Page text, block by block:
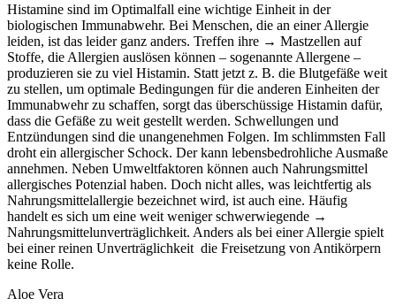
Histamine sind im Optimalfall eine wichtige Einheit in der
biologischen Immunabwehr. Bei Menschen, die an einer Allergie
leiden, ist das leider ganz anders. Treffen ihre → Mastzellen auf
Stoffe, die Allergien auslösen können – sogenannte Allergene –
produzieren sie zu viel Histamin. Statt jetzt z. B. die Blutgefäße weit
zu stellen, um optimale Bedingungen für die anderen Einheiten der
Immunabwehr zu schaffen, sorgt das überschüssige Histamin dafür,
dass die Gefäße zu weit gestellt werden. Schwellungen und
Entzündungen sind die unangenehmen Folgen. Im schlimmsten Fall
droht ein allergischer Schock. Der kann lebensbedrohliche Ausmaße
annehmen. Neben Umweltfaktoren können auch Nahrungsmittel
allergisches Potenzial haben. Doch nicht alles, was leichtfertig als
Nahrungsmittelallergie bezeichnet wird, ist auch eine. Häufig
handelt es sich um eine weit weniger schwerwiegende →
Nahrungsmittelunverträglichkeit. Anders als bei einer Allergie spielt
bei einer reinen Unverträglichkeit die Freisetzung von Antikörpern
keine Rolle.
Aloe Vera